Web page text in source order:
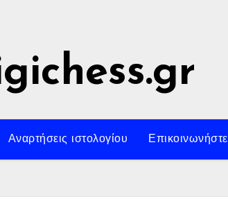
Αναρτήσεις ιστολογίου Επικοινωνήστε